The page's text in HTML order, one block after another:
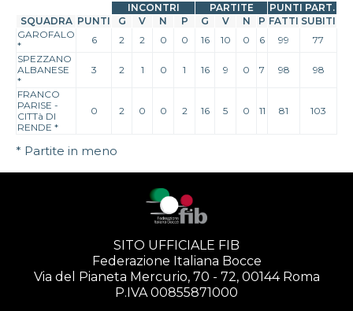
INCONTRI PARTITE
PUNTI PART.
SQUADRA PUNTI G V N P G V N P FATTI SUBITI
GAROFALO
*
6 2 2 0 0 16 10 0 6 99
77
SPEZZANO
ALBANESE
*
3 2 1 0 1 16 9 0 7 98 98
FRANCO
PARISE -
CITTà DI
RENDE *
0 2 0 0 2 16 5 0 11 81 103
* Partite in meno
SITO UFFICIALE FIB
Federazione Italiana Bocce
Via del Pianeta Mercurio, 70 - 72, 00144 Roma
P.IVA 00855871000